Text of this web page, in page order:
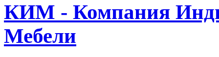
КИМ - Компания
Мебели